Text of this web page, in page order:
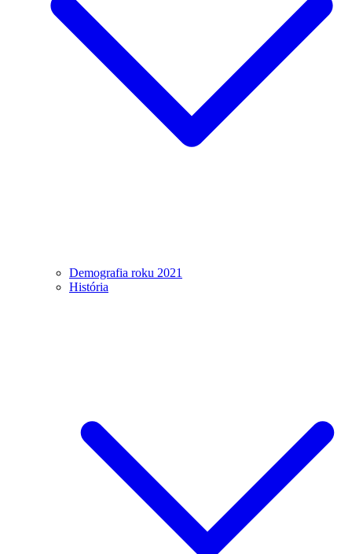
Demografia roku 2021
História